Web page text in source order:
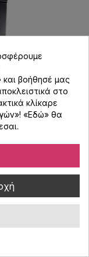
Κονσόλα
κονσόλα ήχου 6
ενισχύσεις
ενεργοποίησης
και βοήθησέ μας
στο
κλίκαρε
«Εδώ» θα